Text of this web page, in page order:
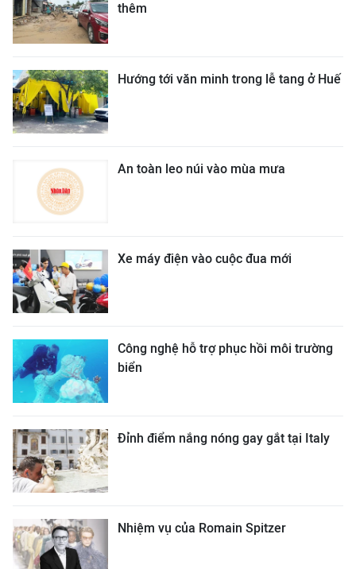
thêm
Hướng tới văn minh trong lễ tang ở Huế
An toàn leo núi vào mùa mưa
Xe máy điện vào cuộc đua mới
Công nghệ hỗ trợ phục hồi môi trường
biển
Đỉnh điểm nắng nóng gay gắt tại Italy
Nhiệm vụ của Romain Spitzer